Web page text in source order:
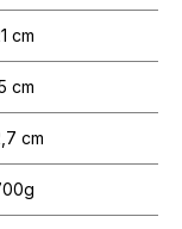
cm
cm
cm